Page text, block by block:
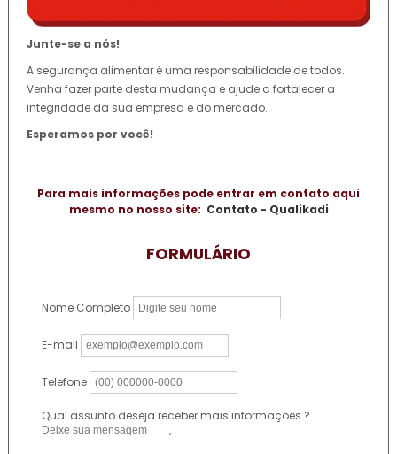
Junte-se a nós!
A segurança alimentar é uma responsabilidade de todos.
Venha fazer parte desta mudança e ajude a fortalecer a
integridade da sua empresa e do mercado.
Esperamos por você!
Para mais informações pode entrar em contato aqui
mesmo no nosso site: Contato - Qualikadi
FORMULÁRIO
Nome Completo
E-mail
Telefone
Qual assunto deseja receber mais informações ?